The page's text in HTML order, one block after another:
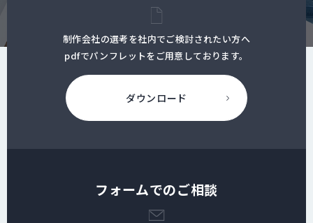
制作会社の選考を社内でご検討されたい方へ
pdfでパンフレットをご用意しております。
ダウンロード
フォームでのご相談